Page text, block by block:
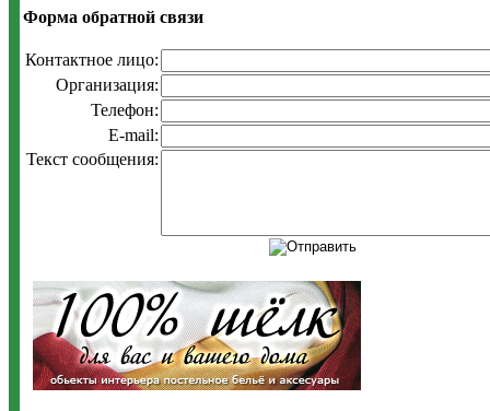
Форма обратной связи
Контактное лицо:
Организация:
Телефон:
E-mail:
Текст сообщения: